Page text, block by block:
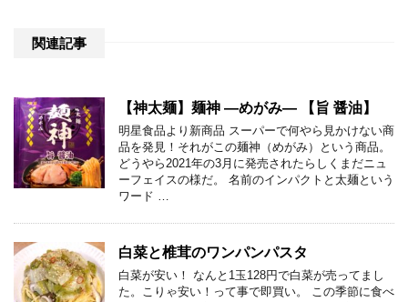
関連記事
【神太麺】麺神 ―めがみ― 【旨 醤油】
明星食品より新商品 スーパーで何やら見かけない商
品を発見！それがこの麺神（めがみ）という商品。
どうやら2021年の3月に発売されたらしくまだニュ
ーフェイスの様だ。 名前のインパクトと太麺という
ワード …
白菜と椎茸のワンパンパスタ
白菜が安い！ なんと1玉128円で白菜が売ってまし
た。こりゃ安い！って事で即買い。 この季節に食べ